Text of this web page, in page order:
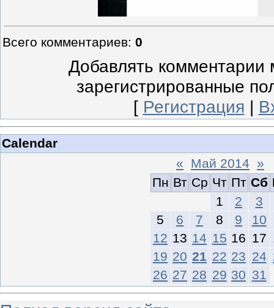
Всего комментариев: 0
Добавлять комментарии
зарегистрированные
[ Регистрация |
Calendar
« Май 2014 »
Пн Вт Ср Чт Пт Сб
1
2
3
5
6 7 8 9 10
12 13 14 15 16 17
19 20 21 22 23 24
26 27 28 29 30 31